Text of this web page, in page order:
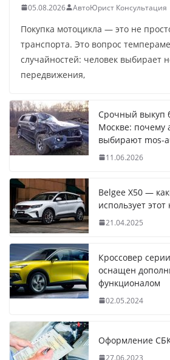
05.08.2026 АвтоЮрист Консультация
Покупка мотоцикла — это не
транспорта. Это вопрос
случайностей: человек выбирает
передвижения,
Срочный выкуп
Москве: почему
выбирают mos-
11.06.2026
Belgee X50 —
использует этот
21.04.2025
Кроссовер
оснащен
функционалом
02.05.2024
Оформление
27.06.2023